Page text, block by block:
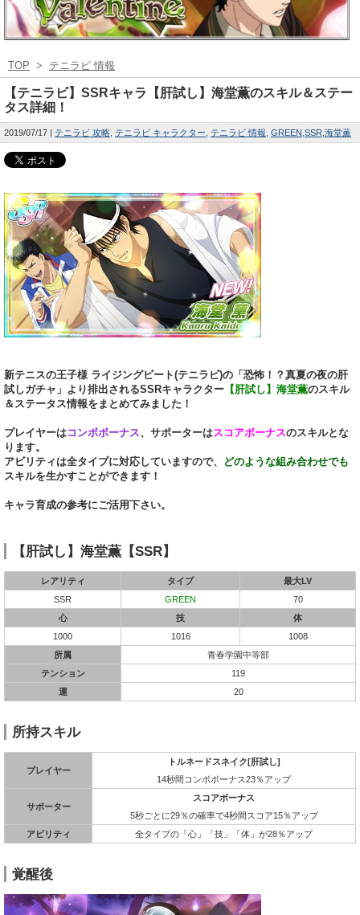
TOP > テニラビ 情報
【テニラビ】SSRキャラ【肝試し】海堂薫のスキル＆ステー
タス詳細！
2019/07/17 テニラビ 攻略 テニラビ キャラクター テニラビ 情報 GREEN SSR 海堂薫
新テニスの王子様 ライジングビート(テニラビ)の「恐怖！？真夏の夜の肝
試しガチャ」より排出されるSSRキャラクター 【肝試し】海堂薫のスキル
＆ステータス情報をまとめてみました！
プレイヤーはコンボボーナス、サポーターはスコアボーナスのスキルとな
ります。
アビリティは全タイプに対応していますので、
どのような組み合わせでも
スキルを生かすことができます！
キャラ育成の参考にご活用下さい。
【肝試し】海堂薫【SSR】
レアリティ タイプ
最大LV
SSR
GREEN
70
心
技
体
1000
1016
1008
所属
青春学園中等部
テンション
119
運
20
所持スキル
プレイヤー
トルネードスネイク[肝試し]
14秒間コンボボーナス23％アップ
サポーター
スコアボーナス
5秒ごとに29％の確率で4秒間スコア15％アップ
アビリティ
全タイプの「心」「技」「体」が28％アップ
覚醒後